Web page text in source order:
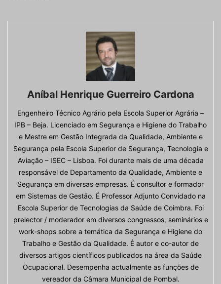
Aníbal Henrique Guerreiro Cardona
Engenheiro Técnico Agrário pela Escola Superior Agrária –
IPB – Beja. Licenciado em Segurança e Higiene do Trabalho
e Mestre em Gestão Integrada da Qualidade, Ambiente e
Segurança pela Escola Superior de Segurança, Tecnologia e
Aviação – ISEC – Lisboa. Foi durante mais de uma década
responsável de Departamento da Qualidade, Ambiente e
Segurança em diversas empresas. É consultor e formador
em Sistemas de Gestão. É Professor Adjunto Convidado na
Escola Superior de Tecnologias da Saúde de Coimbra. Foi
prelector / moderador em diversos congressos, seminários e
work-shops sobre a temática da Segurança e Higiene do
Trabalho e Gestão da Qualidade. É autor e co-autor de
diversos artigos científicos publicados na área da Saúde
Ocupacional. Desempenha actualmente as funções de
vereador da Câmara Municipal de Pombal.